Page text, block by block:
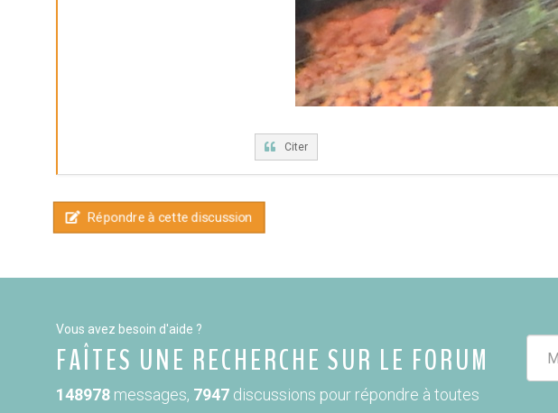
Citer
Répondre à cette discussion
Vous avez besoin d'aide ?
FAÎTES UNE RECHERCHE SUR LE FORUM
148978 messages, 7947 discussions pour répondre à toutes